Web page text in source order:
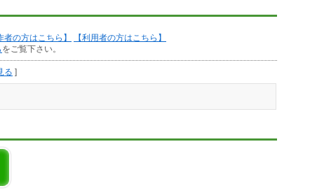
者の方はこちら】
【利用者の方はこちら】
をご覧下さい。
る ]